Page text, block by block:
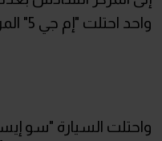
واحد احتلت "إم جي 5" المركز السابع بعدد 500 سيارة.